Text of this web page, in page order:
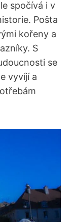
spočívá i v
Pošta
kořeny a
S
se
vyvíjí a